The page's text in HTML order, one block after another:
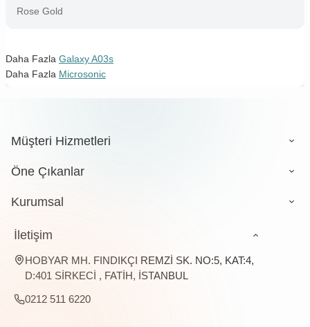
Rose Gold
Daha Fazla Galaxy A03s
Daha Fazla Microsonic
Müşteri Hizmetleri
Öne Çıkanlar
Kurumsal
İletişim
HOBYAR MH. FINDIKÇI REMZİ SK. NO:5, KAT:4,
D:401 SİRKECİ , FATİH, İSTANBUL
0212 511 6220